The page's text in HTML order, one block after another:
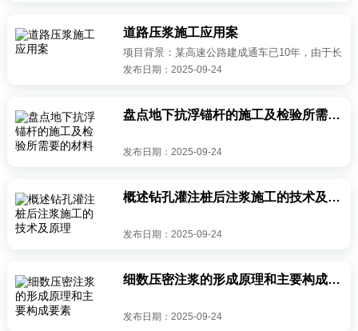
降，对上部结构的结构安全性构成了严...
道路压浆施工应用案
项目背景：某高速公路建成通车已10年，由于长
期受到车辆荷载作用和自然环境影响，部分路段
和行车安全。经检测发现，病害主...
发布日期：2025-09-24
盘点地下抗浮锚杆的施工及检验所需要的材料
发布日期：2025-09-24
概述钻孔灌注桩后注浆施工的技术及原理
发布日期：2025-09-24
细数压密注浆的形成原理和主要构成要素
发布日期：2025-09-24